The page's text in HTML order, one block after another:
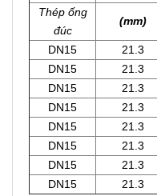
Thép ống
đúc
(mm)
DN15 21.3
DN15
21.3
DN15
21.3
DN15
21.3
DN15
21.3
DN15
21.3
DN15
21.3
DN15
21.3